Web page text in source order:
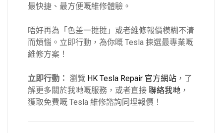
最快捷、最方便嘅維修體驗。
唔好再為「色差一撻撻」或者維修報價模糊不清
而煩惱。立即行動，為你嘅 Tesla 揀選最專業嘅
維修方案！
立即行動： 瀏覽 HK Tesla Repair 官方網站 ，了
解更多關於我哋嘅服務，或者直接 聯絡我哋 ，
獲取免費嘅 Tesla 維修諮詢同埋報價！